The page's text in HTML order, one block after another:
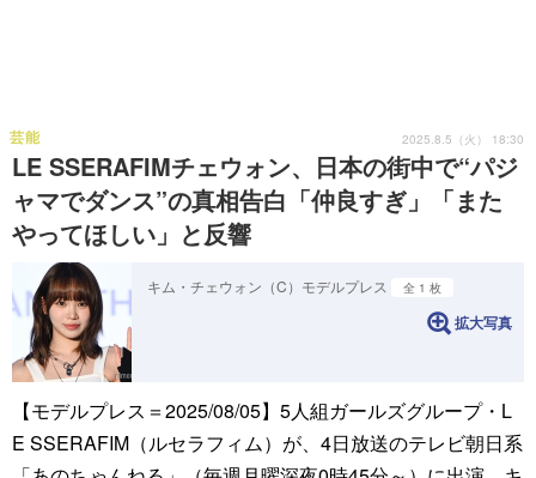
LE SSERAFIMチェウォン、日本の街中で“パジ
ャマでダンス”の真相告白「仲良すぎ」「また
やってほしい」と反響
芸能 2025.8.5（火） 18:30
キム・チェウォン（C）モデルプレス 全 1 枚
拡大写真
【モデルプレス＝2025/08/05】5人組ガールズグループ・L
E SSERAFIM（ルセラフィム）が、4日放送のテレビ朝日系